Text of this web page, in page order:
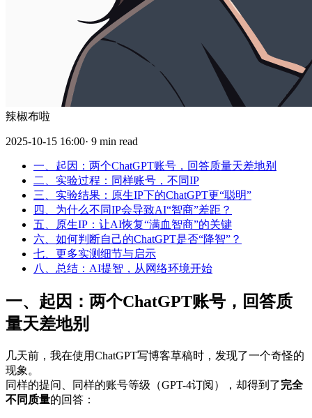
辣椒布啦
2025-10-15 16:00· 9 min read
一、起因：两个ChatGPT账号，回答质量天差地别
二、实验过程：同样账号，不同IP
三、实验结果：原生IP下的ChatGPT更“聪明”
四、为什么不同IP会导致AI“智商”差距？
五、原生IP：让AI恢复“满血智商”的关键
六、如何判断自己的ChatGPT是否“降智”？
七、更多实测细节与启示
八、总结：AI提智，从网络环境开始
一、起因：两个ChatGPT账号，回答质
量天差地别
几天前，我在使用ChatGPT写博客草稿时，发现了一个奇怪的
现象。
同样的提问、同样的账号等级（GPT-4订阅），却得到了完全
不同质量的回答：